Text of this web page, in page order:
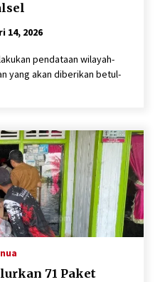
14, 2026
pendataan wilayah-
yang akan diberikan betul-
71 Paket